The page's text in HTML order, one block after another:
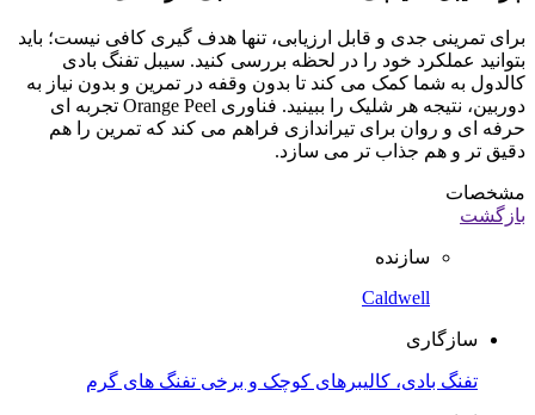
برای تمرینی جدی و قابل ارزیابی، تنها هدف گیری کافی نیست؛ باید
بتوانید عملکرد خود را در لحظه بررسی کنید. سیبل تفنگ بادی
کالدول به شما کمک می کند تا بدون وقفه در تمرین و بدون نیاز به
دوربین، نتیجه هر شلیک را ببینید. فناوری Orange Peel تجربه ای
حرفه ای و روان برای تیراندازی فراهم می کند که تمرین را هم
دقیق تر و هم جذاب تر می سازد.
مشخصات
بازگشت
سازنده
Caldwell
سازگاری
تفنگ بادی، کالیبرهای کوچک و برخی تفنگ های گرم